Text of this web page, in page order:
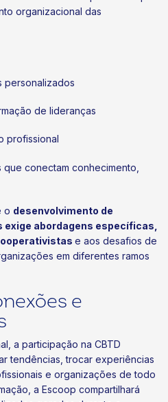
organizacional das
personalizados
de lideranças
profissional
conectam conhecimento,
o desenvolvimento de
abordagens específicas,
e aos desafios de
em diferentes ramos
e
a participação na CBTD
tendências, trocar experiências
e organizações de todo
a Escoop compartilhará